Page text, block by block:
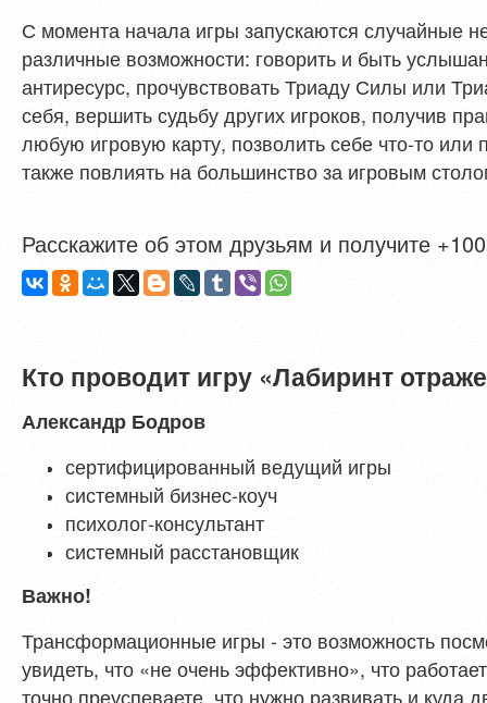
С момента начала игры запускаются случайные
различные возможности: говорить и быть
антиресурс, прочувствовать Триаду Силы или
себя, вершить судьбу других игроков, получив
любую игровую карту, позволить себе что-то или
также повлиять на большинство за игровым
Расскажите об этом друзьям и получите
Кто проводит игру «Лабиринт
Александр Бодров
сертифицированный ведущий игры
системный бизнес-коуч
психолог-консультант
системный расстановщик
Важно!
Трансформационные игры - это возможность
увидеть, что «не очень эффективно», что
точно преуспеваете, что нужно развивать и куда